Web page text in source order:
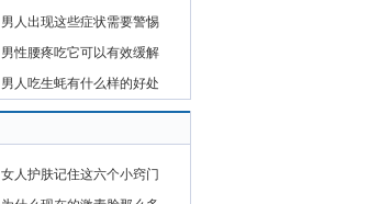
男人出现这些症状需要警惕
男性腰疼吃它可以有效缓解
男人吃生蚝有什么样的好处
女人护肤记住这六个小窍门